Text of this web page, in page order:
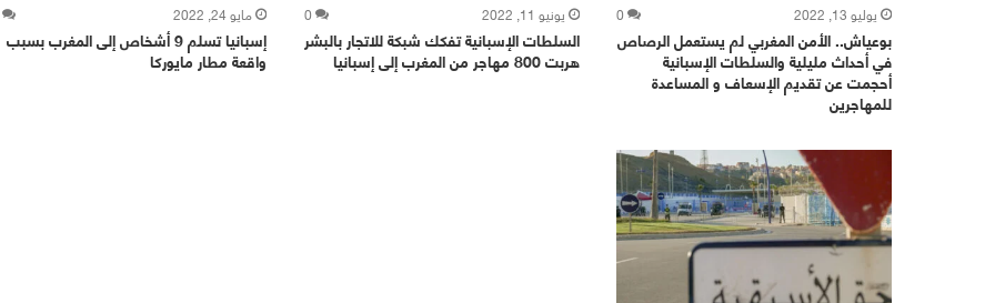
يوليو 13, 2022 0
بوعياش.. الأمن المغربي لم يستعمل الرصاص
في أحداث مليلية والسلطات الإسبانية
أحجمت عن تقديم الإسعاف و المساعدة
للمهاجرين
يونيو 11, 2022 0
السلطات الإسبانية تفكك شبكة للاتجار بالبشر
هربت 800 مهاجر من المغرب إلى إسبانيا
مايو 24, 2022
إسبانيا تسلم 9 أشخاص إلى المغرب بسبب
واقعة مطار مايوركا